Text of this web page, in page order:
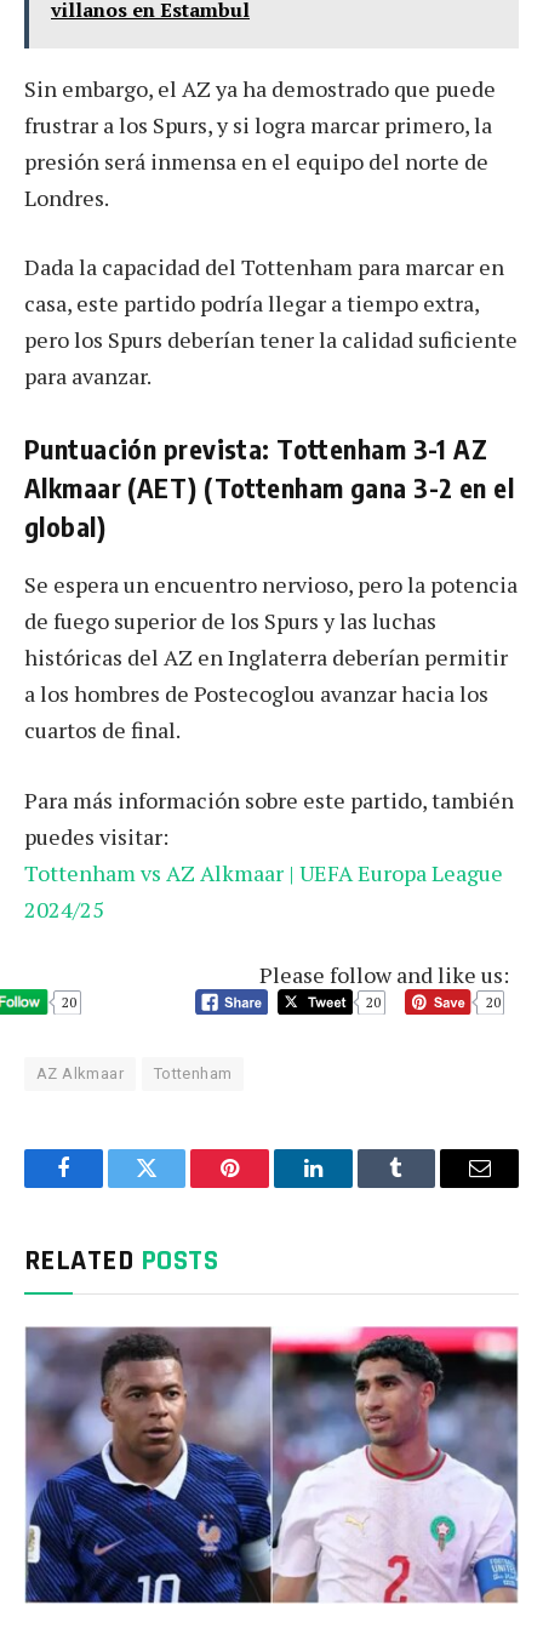
villanos en Estambul
Sin embargo, el AZ ya ha demostrado que puede
frustrar a los Spurs, y si logra marcar primero, la
presión será inmensa en el equipo del norte de
Londres.
Dada la capacidad del Tottenham para marcar en
casa, este partido podría llegar a tiempo extra,
pero los Spurs deberían tener la calidad suficiente
para avanzar.
Puntuación prevista: Tottenham 3-1 AZ
Alkmaar (AET) (Tottenham gana 3-2 en el
global)
Se espera un encuentro nervioso, pero la potencia
de fuego superior de los Spurs y las luchas
históricas del AZ en Inglaterra deberían permitir
a los hombres de Postecoglou avanzar hacia los
cuartos de final.
Para más información sobre este partido, también
puedes visitar:
Tottenham vs AZ Alkmaar | UEFA Europa League
2024/25
Please follow and like us:
20 20 20
AZ Alkmaar Tottenham
FacebookTwitter Pinterest LinkedInTumblr Email
RELATED POSTS